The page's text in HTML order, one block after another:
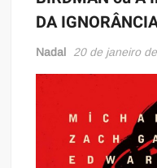
DA
Nadal 20 de janeiro